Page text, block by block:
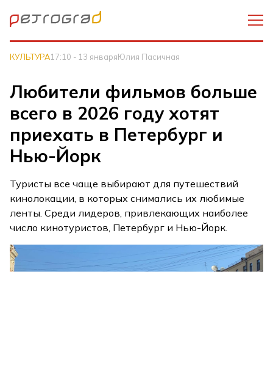
КУЛЬТУРА17:10 - 13 январяЮлия Пасичная
Любители фильмов больше
всего в 2026 году хотят
приехать в Петербург и
Нью-Йорк
Туристы все чаще выбирают для путешествий
кинолокации, в которых снимались их любимые
ленты. Среди лидеров, привлекающих наиболее
число кинотуристов, Петербург и Нью-Йорк.